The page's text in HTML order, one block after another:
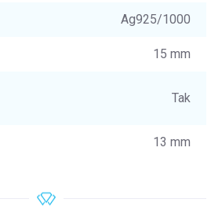
Ag925/1000
15 mm
Tak
13 mm